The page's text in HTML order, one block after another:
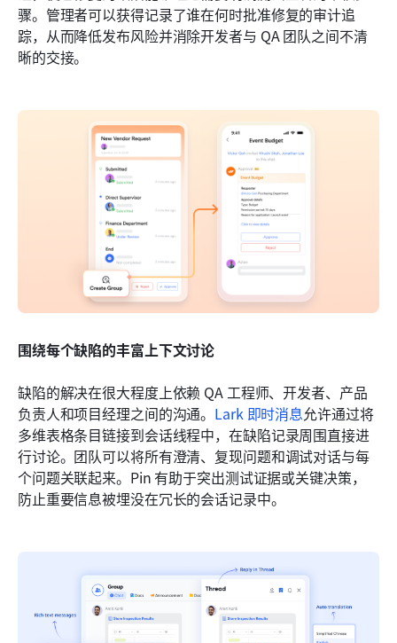
骤。管理者可以获得记录了谁在何时批准修复的审计追
踪，从而降低发布风险并消除开发者与 QA 团队之间不清
晰的交接。
围绕每个缺陷的丰富上下文讨论
缺陷的解决在很大程度上依赖 QA 工程师、开发者、产品
负责人和项目经理之间的沟通。 Lark 即时消息允许通过将
多维表格条目链接到会话线程中，在缺陷记录周围直接进
行讨论。团队可以将所有澄清、复现问题和调试对话与每
个问题关联起来。Pin 有助于突出测试证据或关键决策，
防止重要信息被埋没在冗长的会话记录中。